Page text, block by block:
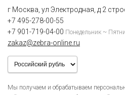
г Москва, ул Электродная, д 2
+7 495-278-00-55
+7 901-719-04-00 Понедельник ~
zakaz@zebra-online.ru
Мы получаем и обрабатываем